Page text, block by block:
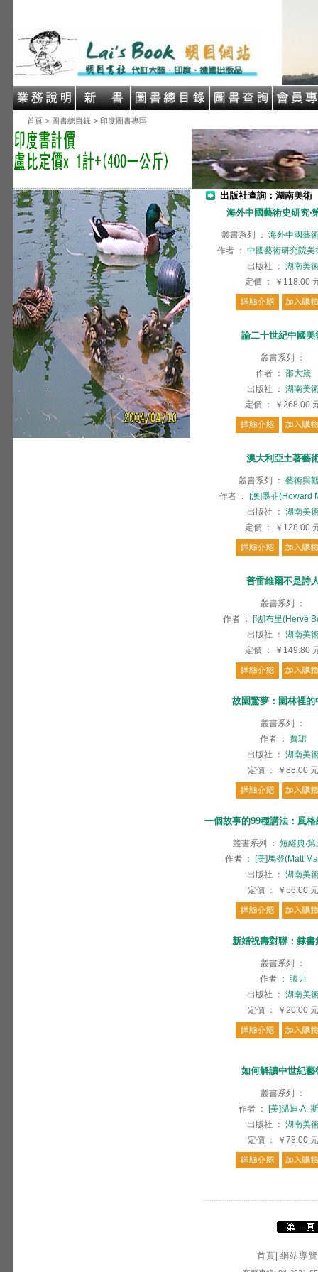
首頁 > 圖書總目錄 > 印度圖書專區
出版社查詢：湖南美術
海外中國藝術史研究‧
叢書系列 ： 海外中國藝
作者 ： 中國藝術研究院美
出版社
： 湖南美
定價 ： ￥118.00
論二十世紀中國美
叢書系列
：
作者 ： 邵大箴
出版社
： 湖南美
定價 ： ￥268.00
澳大利亞土著藝
叢書系列 ： 藝術與
作者 ：
[澳]墨菲(Howard
出版社
： 湖南美
定價 ： ￥128.00
普雷維爾不是詩
叢書系列
：
作者 ：
[法]布里(Hervé
出版社
： 湖南美
定價 ： ￥149.80
故園驚夢：園林裡的
叢書系列
：
作者 ：
賈珺
出版社
： 湖南美
定價 ： ￥88.00 元
一個故事的99種講法：風
叢書系列 ：
短經典‧
作者 ：
[美]馬登(Matt
出版社
： 湖南美
定價 ： ￥56.00 元
新婚祝壽對聯：隸書
叢書系列
：
作者 ： 張力
出版社
： 湖南美
定價 ： ￥20.00 元
如何解讀中世紀藝
叢書系列
：
作者 ：
[美]溫迪‧A.
出版社
： 湖南美
定價 ： ￥78.00 元
首頁 網站導覽